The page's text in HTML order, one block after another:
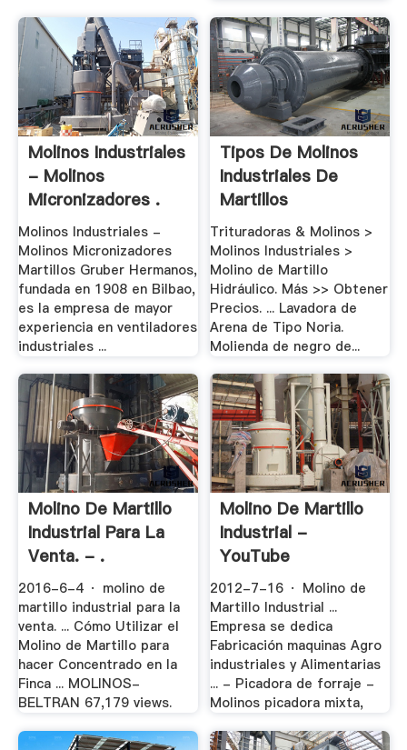
Molinos Industriales
- Molinos
Micronizadores .
Molinos Industriales -
Molinos Micronizadores
Martillos Gruber Hermanos,
fundada en 1908 en Bilbao,
es la empresa de mayor
experiencia en ventiladores
industriales ...
Tipos De Molinos
Industriales De
Martillos
Trituradoras & Molinos >
Molinos Industriales >
Molino de Martillo
Hidráulico. Más >> Obtener
Precios. ... Lavadora de
Arena de Tipo Noria.
Molienda de negro de...
Molino De Martillo
Industrial Para La
Venta. - .
2016-6-4 · molino de
martillo industrial para la
venta. ... Cómo Utilizar el
Molino de Martillo para
hacer Concentrado en la
Finca ... MOLINOS-
BELTRAN 67,179 views.
Molino De Martillo
Industrial -
YouTube
2012-7-16 · Molino de
Martillo Industrial ...
Empresa se dedica
Fabricación maquinas Agro
industriales y Alimentarias
... - Picadora de forraje -
Molinos picadora mixta,